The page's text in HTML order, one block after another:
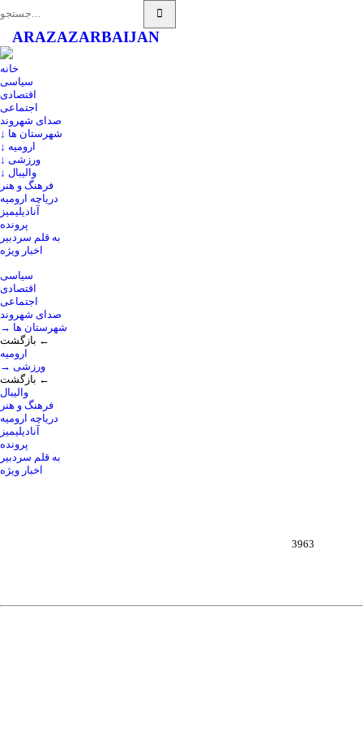
ARAZAZARBAIJAN
خانه
سیاسی
اقتصادی
اجتماعی
صدای شهروند
↓ شهرستان ها
↓ ارومیه
↓ ورزشی
↓ والیبال
فرهنگ و هنر
دریاچه ارومیه
آنادیلیمیز
پرونده
به قلم سردبیر
اخبار ویژه
سیاسی
اقتصادی
اجتماعی
صدای شهروند
→ شهرستان ها
بازگشت ←
ارومیه
→ ورزشی
بازگشت ←
والیبال
فرهنگ و هنر
دریاچه ارومیه
آنادیلیمیز
پرونده
به قلم سردبیر
اخبار ویژه
3963